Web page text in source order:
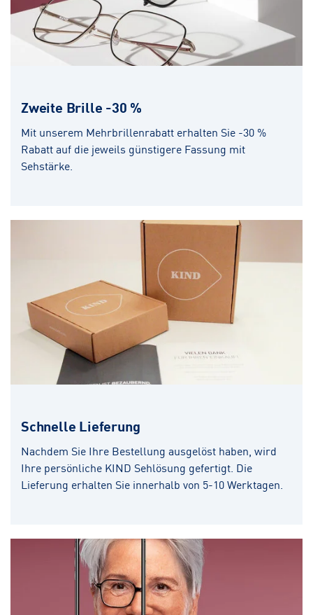
Zweite Brille -30 %
Mit unserem Mehrbrillenrabatt erhalten Sie -30 %
Rabatt auf die jeweils günstigere Fassung mit
Sehstärke.
Schnelle Lieferung
Nachdem Sie Ihre Bestellung ausgelöst haben, wird
Ihre persönliche KIND Sehlösung gefertigt. Die
Lieferung erhalten Sie innerhalb von 5-10 Werktagen.